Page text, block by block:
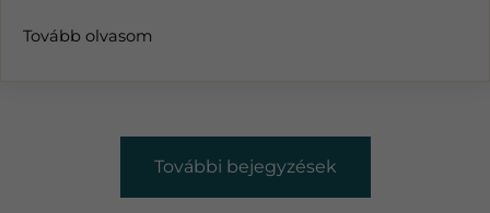
Tovább olvasom
További bejegyzések